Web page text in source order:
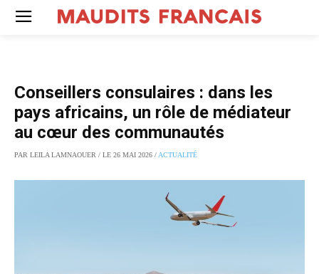
Conseillers consulaires : dans les
pays africains, un rôle de médiateur
au cœur des communautés
PAR LEILA LAMNAOUER / LE 26 MAI 2026 /ACTUALITÉ